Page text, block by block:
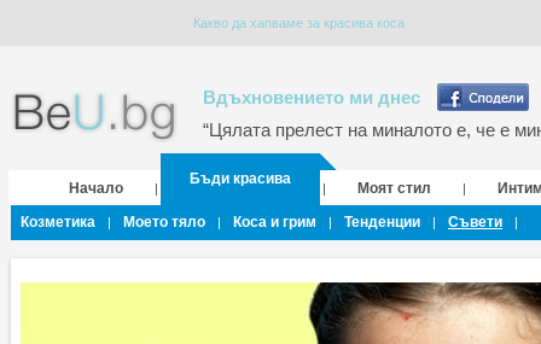
Какво да хапваме за красива коса
Вдъхновението ми днес
“Цялата прелест на миналото е, че е
Начало |
Бъди красива
| Моят стил |
Козметика
| Моето тяло | Коса и грим | Тенденции | Съвети |